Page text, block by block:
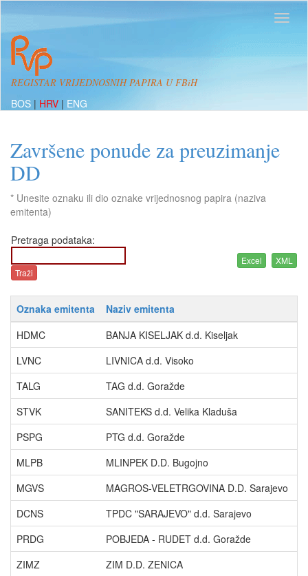
REGISTAR VRIJEDNOSNIH PAPIRA U FBiH
BOS | HRV | ENG
Završene ponude za preuzimanje
DD
* Unesite oznaku ili dio oznake vrijednosnog papira (naziva
emitenta)
Pretraga podataka:
Oznaka emitenta Naziv emitenta
HDMC
BANJA KISELJAK d.d. Kiseljak
LVNC
LIVNICA d.d. Visoko
TALG
TAG d.d. Goražde
STVK
SANITEKS d.d. Velika Kladuša
PSPG
PTG d.d. Goražde
MLPB
MLINPEK D.D. Bugojno
MGVS
MAGROS-VELETRGOVINA D.D. Sarajevo
DCNS
TPDC "SARAJEVO" d.d. Sarajevo
PRDG
POBJEDA - RUDET d.d. Goražde
ZIMZ
ZIM D.D. ZENICA